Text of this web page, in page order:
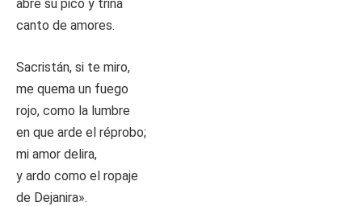
abre su pico y trina
canto de amores.
Sacristán, si te miro,
me quema un fuego
rojo, como la lumbre
en que arde el réprobo;
mi amor delira,
y ardo como el ropaje
de Dejanira».